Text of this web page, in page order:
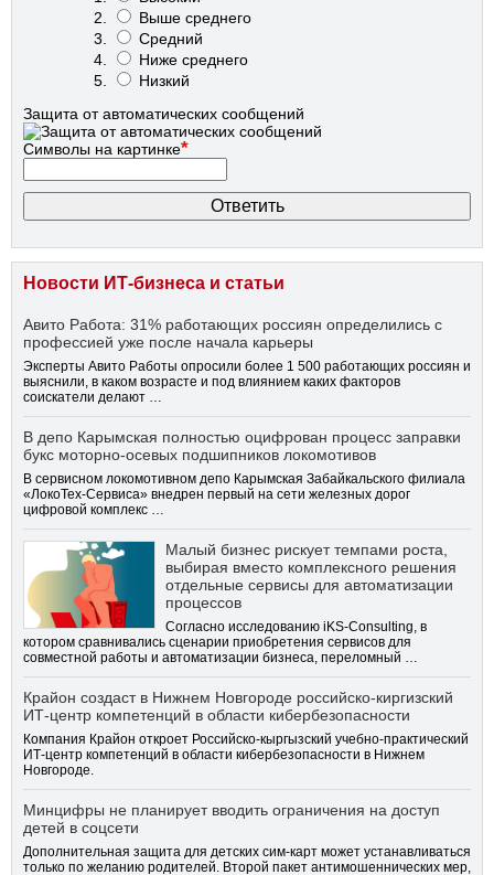
Выше среднего
Средний
Ниже среднего
Низкий
Защита от автоматических сообщений
Символы на картинке*
Новости ИТ-бизнеса и статьи
Авито Работа: 31% работающих россиян определились с
профессией уже после начала карьеры
Эксперты Авито Работы опросили более 1 500 работающих россиян и
выяснили, в каком возрасте и под влиянием каких факторов
соискатели делают …
В депо Карымская полностью оцифрован процесс заправки
букс моторно-осевых подшипников локомотивов
В сервисном локомотивном депо Карымская Забайкальского филиала
«ЛокоТех-Сервиса» внедрен первый на сети железных дорог
цифровой комплекс …
Малый бизнес рискует темпами роста,
выбирая вместо комплексного решения
отдельные сервисы для автоматизации
процессов
Согласно исследованию iKS-Consulting, в
котором сравнивались сценарии приобретения сервисов для
совместной работы и автоматизации бизнеса, переломный …
Крайон создаст в Нижнем Новгороде российско-киргизский
ИТ-центр компетенций в области кибербезопасности
Компания Крайон откроет Российско-кыргызский учебно-практический
ИТ-центр компетенций в области кибербезопасности в Нижнем
Новгороде.
Минцифры не планирует вводить ограничения на доступ
детей в соцсети
Дополнительная защита для детских сим-карт может устанавливаться
только по желанию родителей. Второй пакет антимошеннических мер,